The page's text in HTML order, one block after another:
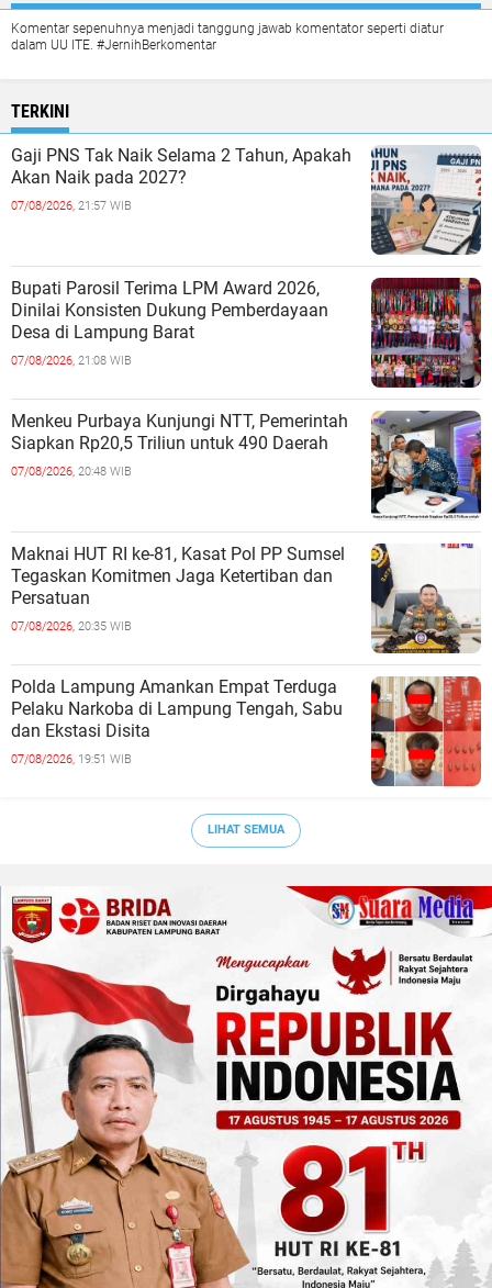
Komentar sepenuhnya menjadi tanggung jawab komentator seperti diatur
dalam UU ITE. #JernihBerkomentar
TERKINI
Gaji PNS Tak Naik Selama 2 Tahun, Apakah
Akan Naik pada 2027?
07/08/2026, 21:57 WIB
Bupati Parosil Terima LPM Award 2026,
Dinilai Konsisten Dukung Pemberdayaan
Desa di Lampung Barat
07/08/2026, 21:08 WIB
Menkeu Purbaya Kunjungi NTT, Pemerintah
Siapkan Rp20,5 Triliun untuk 490 Daerah
07/08/2026, 20:48 WIB
Maknai HUT RI ke-81, Kasat Pol PP Sumsel
Tegaskan Komitmen Jaga Ketertiban dan
Persatuan
07/08/2026, 20:35 WIB
Polda Lampung Amankan Empat Terduga
Pelaku Narkoba di Lampung Tengah, Sabu
dan Ekstasi Disita
07/08/2026, 19:51 WIB
LIHAT SEMUA